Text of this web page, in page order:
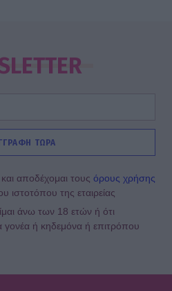
το
από...
του νησιού
ΤΩΡΑ
αποδέχομαι τους όρους χρήσης
ιστοτόπου της εταιρείας
άνω των 18 ετών ή ότι
γονέα ή κηδεμόνα ή επιτρόπου